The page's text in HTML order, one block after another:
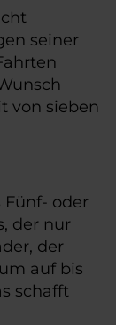
seiner
von sieben
Fünf- oder
der nur
der
auf bis
schafft